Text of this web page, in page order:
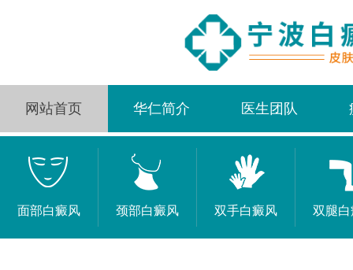
网站首页 华仁简介 医生团队
面部白癜风 颈部白癜风 双手白癜风 双腿